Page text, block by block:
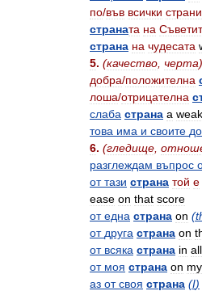
по/във всички страни
страната на
страна на чудесата
5. (качество черта)
добра/положителна
лоша/отрицателна
слаба страна a weak
това има и своите
6. (гледище
разглеждам въпрос
от тази страна той е
ease on that score
от една страна on (
от друга страна on
от всяка страна in all
от моя страна on my
аз от своя страна (I)